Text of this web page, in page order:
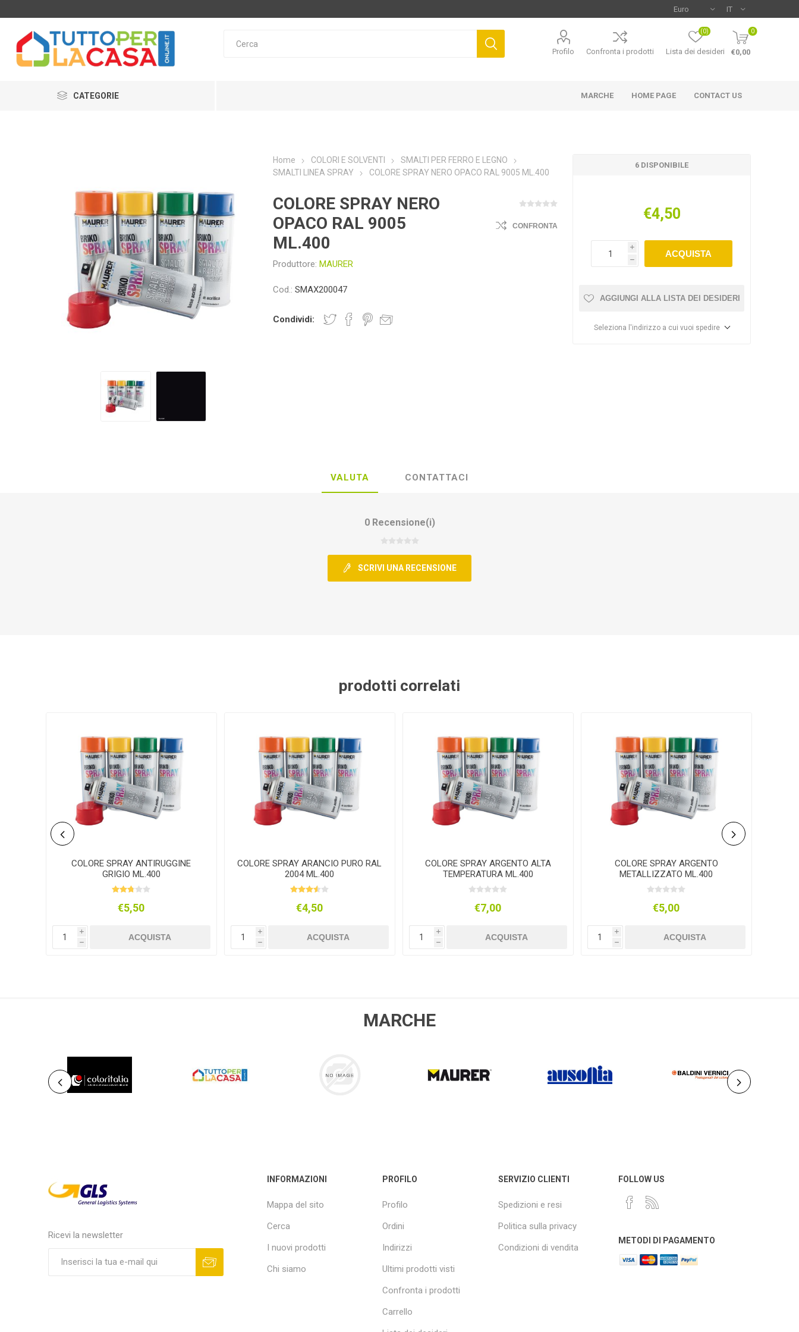
Profilo Confronta i prodotti Lista dei desideri
(0) 0
€0,00
CATEGORIE MARCHE HOME PAGE CONTACT US
Home COLORI E SOLVENTI
SMALTI PER FERRO E LEGNO
SMALTI LINEA SPRAY
COLORE SPRAY NERO OPACO RAL 9005 ML.400
COLORE SPRAY NERO
OPACO RAL 9005
ML.400
Produttore: MAURER
CONFRONTA
Cod.: SMAX200047
Condividi:
6 DISPONIBILE
€4,50
i
h
ACQUISTA
AGGIUNGI ALLA LISTA DEI DESIDERI
Seleziona l'indirizzo a cui vuoi spedire
VALUTA CONTATTACI
0 Recensione(i)
SCRIVI UNA RECENSIONE
prodotti correlati
COLORE SPRAY ANTIRUGGINE
GRIGIO ML.400
€5,50
i
h
ACQUISTA
COLORE SPRAY ARANCIO PURO RAL
2004 ML.400
€4,50
i
h
ACQUISTA
COLORE SPRAY ARGENTO ALTA
TEMPERATURA ML.400
€7,00
i
h
ACQUISTA
COLORE SPRAY ARGENTO
METALLIZZATO ML.400
€5,00
i
h
ACQUISTA
MARCHE
Ricevi la newsletter
INFORMAZIONI
Mappa del sito
Cerca
I nuovi prodotti
Chi siamo
PROFILO
Profilo
Ordini
Indirizzi
Ultimi prodotti visti
Confronta i prodotti
Carrello
SERVIZIO CLIENTI
Spedizioni e resi
Politica sulla privacy
Condizioni di vendita
FOLLOW US
METODI DI PAGAMENTO